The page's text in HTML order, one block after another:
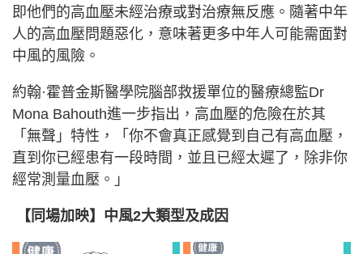
即他們的高血壓未經治療或對治療無反應。隨著中年
人的高血壓問題惡化，意味著更多中年人可能需面對
中風的風險。
約翰·霍普金斯醫學院腦部救援單位的醫療總監Dr
Mona Bahouth進一步指出，高血壓的危險在於其
「無聲」特性，「你不會真正感覺到自己有高血壓，
直到你已經患有一段時間，並且已經太遲了，除非你
經常測量血壓。」
【同場加映】中風2大類型及成因